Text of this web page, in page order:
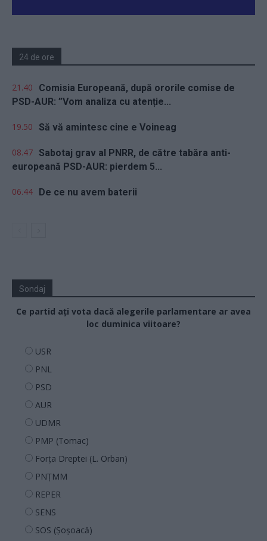
24 de ore
21.40
Comisia Europeană, după ororile comise de
PSD-AUR: ”Vom analiza cu atenție...
19.50 Să vă amintesc cine e Voineag
08.47 Sabotaj grav al PNRR, de către tabăra anti-
europeană PSD-AUR: pierdem 5...
06.44 De ce nu avem baterii
Sondaj
Ce partid ați vota dacă alegerile parlamentare ar avea
loc duminica viitoare?
USR
PNL
PSD
AUR
UDMR
PMP (Tomac)
Forța Dreptei (L. Orban)
PNȚMM
REPER
SENS
SOS (Șoșoacă)